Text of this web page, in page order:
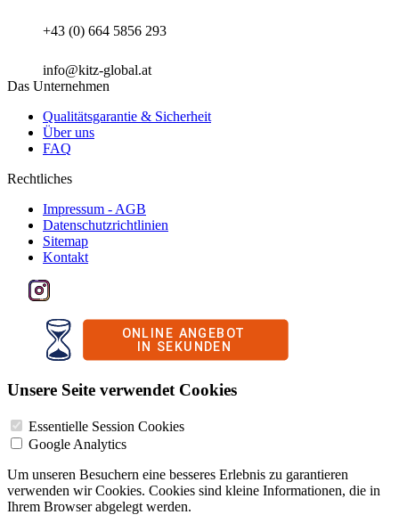
+43 (0) 664 5856 293
info@kitz-global.at
Das Unternehmen
Qualitätsgarantie & Sicherheit
Über uns
FAQ
Rechtliches
Impressum - AGB
Datenschutzrichtlinien
Sitemap
Kontakt
Unsere Seite verwendet Cookies
Essentielle Session Cookies
Google Analytics
Um unseren Besuchern eine besseres Erlebnis zu garantieren
verwenden wir Cookies. Cookies sind kleine Informationen, die in
Ihrem Browser abgelegt werden.